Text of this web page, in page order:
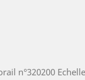
n°320200